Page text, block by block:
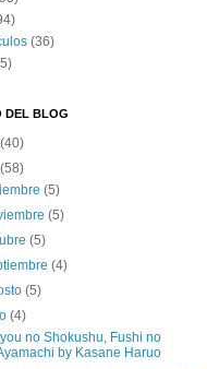
(36)
DEL BLOG
(40)
(58)
(5)
(5)
(5)
(4)
(5)
(4)
no Shokushu, Fushi no
by Kasane Haruo